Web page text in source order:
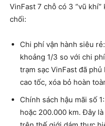
VinFast 7 chỗ có 3 “vũ
chối:
Chi phí vận hành siêu
khoảng 1/3 so với chi
trạm sạc VinFast đã
cao tốc, xóa bỏ hoàn
Chính sách hậu mãi số
hoặc 200.000 km. Đây